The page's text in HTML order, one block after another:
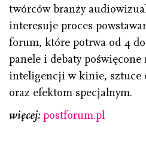
twórców branży
interesuje proces
forum, które potrwa od 4
panele i debaty
inteligencji w kinie, sztuce
oraz efektom specjalnym.
więcej: postforum.pl